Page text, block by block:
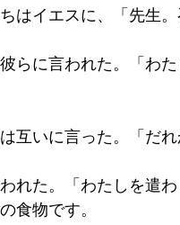
はイエスに、「先生
らに言われた。「わ
互いに言った。「だ
れた。「わたしを遣
食物です。